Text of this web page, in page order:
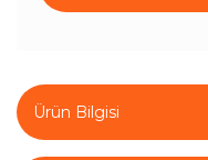
Ürün Bilgisi